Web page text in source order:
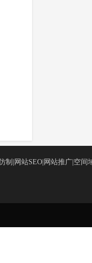
制|网站SEO|网站推广|空